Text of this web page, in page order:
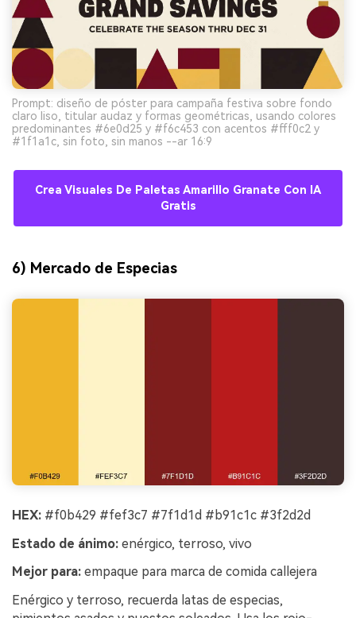
Prompt: diseño de póster para campaña festiva sobre fondo
claro liso, titular audaz y formas geométricas, usando colores
predominantes #6e0d25 y #f6c453 con acentos #fff0c2 y
#1f1a1c, sin foto, sin manos --ar 16:9
Crea Visuales De Paletas Amarillo Granate Con IA
Gratis
6) Mercado de Especias
HEX: #f0b429 #fef3c7 #7f1d1d #b91c1c #3f2d2d
Estado de ánimo: enérgico, terroso, vivo
Mejor para: empaque para marca de comida callejera
Enérgico y terroso, recuerda latas de especias,